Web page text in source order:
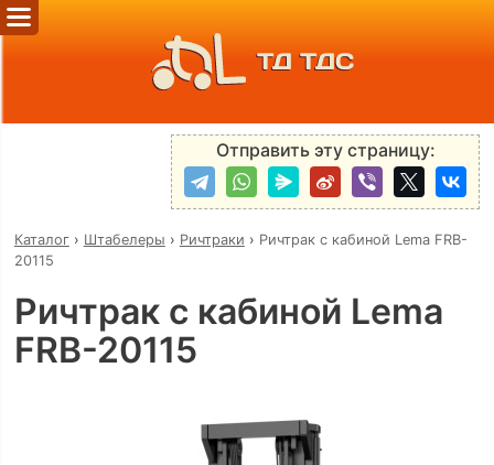
ТД ТДС
Отправить эту страницу:
Каталог› Штабелеры › Ричтраки › Ричтрак с кабиной Lema FRB-
20115
Ричтрак с кабиной Lema
FRB-20115